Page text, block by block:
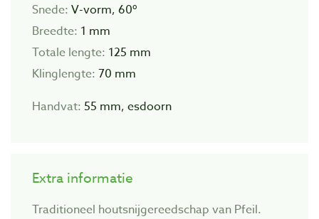
Snede: V-vorm, 60º
Breedte: 1 mm
Totale lengte: 125 mm
Klinglengte: 70 mm
Handvat: 55 mm, esdoorn
Extra informatie
Traditioneel houtsnijgereedschap van Pfeil.